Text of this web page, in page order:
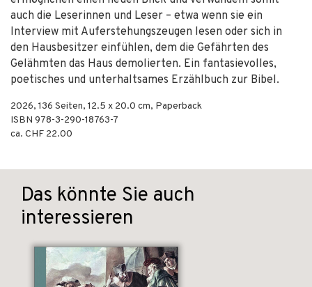
auch die Leserinnen und Leser – etwa wenn sie ein
Interview mit Auferstehungszeugen lesen oder sich in
den Hausbesitzer einfühlen, dem die Gefährten des
Gelähmten das Haus demolierten. Ein fantasievolles,
poetisches und unterhaltsames Erzählbuch zur Bibel.
2026, 136 Seiten, 12.5 x 20.0 cm, Paperback
ISBN 978-3-290-18763-7
ca. CHF 22.00
Das könnte Sie auch
interessieren